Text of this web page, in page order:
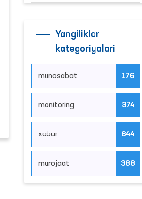
Yangiliklar
kategoriyalari
munosabat 176
monitoring 374
xabar 844
murojaat 388